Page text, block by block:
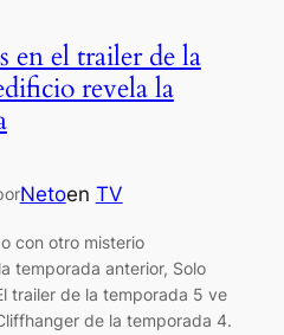
en el trailer de la
revela la
Netoen TV
con otro misterio
temporada anterior, Solo
trailer de la temporada 5 ve
de la temporada 4.